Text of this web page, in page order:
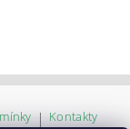
| Kontakty